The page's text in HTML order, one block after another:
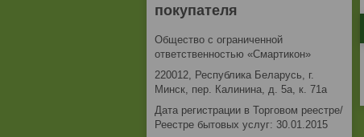
покупателя
Общество с ограниченной
ответственностью «Смартикон»
220012, Республика Беларусь, г.
Минск, пер. Калинина, д. 5а, к. 71а
Дата регистрации в Торговом реестре/
Реестре бытовых услуг: 30.01.2015